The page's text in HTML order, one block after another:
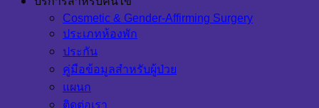
Cosmetic & Gender-Affirming Surgery
ประเภทห้องพัก
ประกัน
คู่มือข้อมูลสำหรับผู้ป่วย
แผนก
ติดต่อเรา